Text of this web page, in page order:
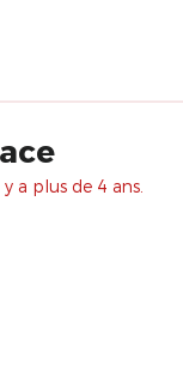
a plus de 4 ans.